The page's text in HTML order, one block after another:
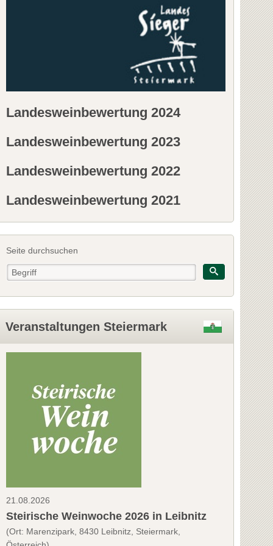
Landesweinbewertung 2024
Landesweinbewertung 2023
Landesweinbewertung 2022
Landesweinbewertung 2021
Seite durchsuchen
Veranstaltungen Steiermark
21.08.2026
Steirische Weinwoche 2026 in Leibnitz
(Ort: Marenzipark, 8430 Leibnitz, Steiermark,